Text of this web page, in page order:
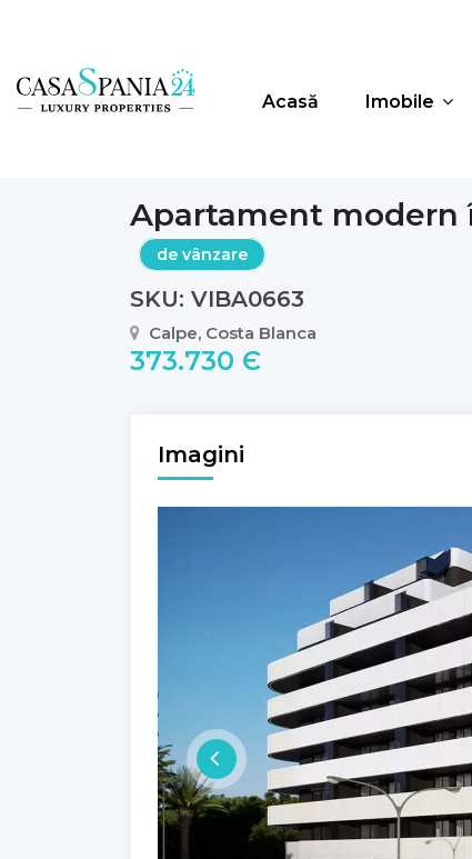
Acasă Imobile
Apartament modern
de vânzare
SKU: VIBA0663
Calpe, Costa Blanca
373.730 Є
Imagini